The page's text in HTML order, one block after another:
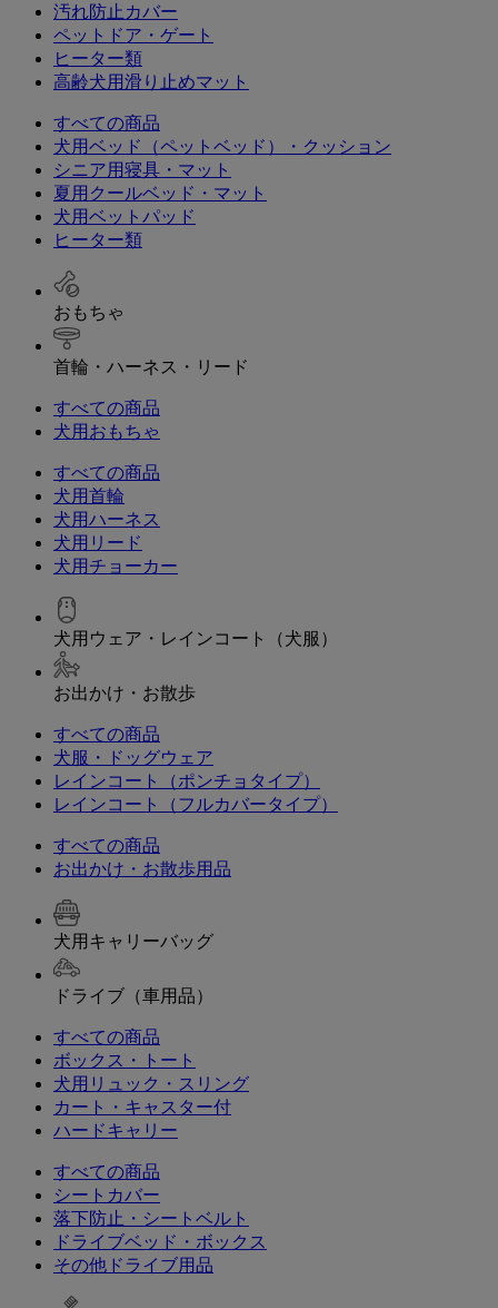
汚れ防止カバー
ペットドア・ゲート
ヒーター類
高齢犬用滑り止めマット
すべての商品
犬用ベッド（ペットベッド）・クッション
シニア用寝具・マット
夏用クールベッド・マット
犬用ベットパッド
ヒーター類
おもちゃ
首輪・ハーネス・リード
すべての商品
犬用おもちゃ
すべての商品
犬用首輪
犬用ハーネス
犬用リード
犬用チョーカー
犬用ウェア・レインコート（犬服）
お出かけ・お散歩
すべての商品
犬服・ドッグウェア
レインコート（ポンチョタイプ）
レインコート（フルカバータイプ）
すべての商品
お出かけ・お散歩用品
犬用キャリーバッグ
ドライブ（車用品）
すべての商品
ボックス・トート
犬用リュック・スリング
カート・キャスター付
ハードキャリー
すべての商品
シートカバー
落下防止・シートベルト
ドライブベッド・ボックス
その他ドライブ用品